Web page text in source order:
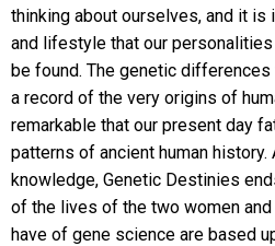
thinking about ourselves, and it is
and lifestyle that our
be found. The genetic
a record of the very origins of
remarkable that our present day
patterns of ancient human history.
knowledge, Genetic Destinies
of the lives of the two women
have of gene science are based